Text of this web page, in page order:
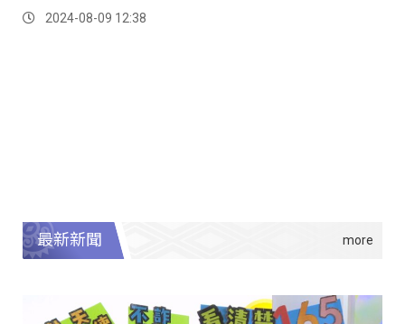
2024-08-09 12:38
最新新聞